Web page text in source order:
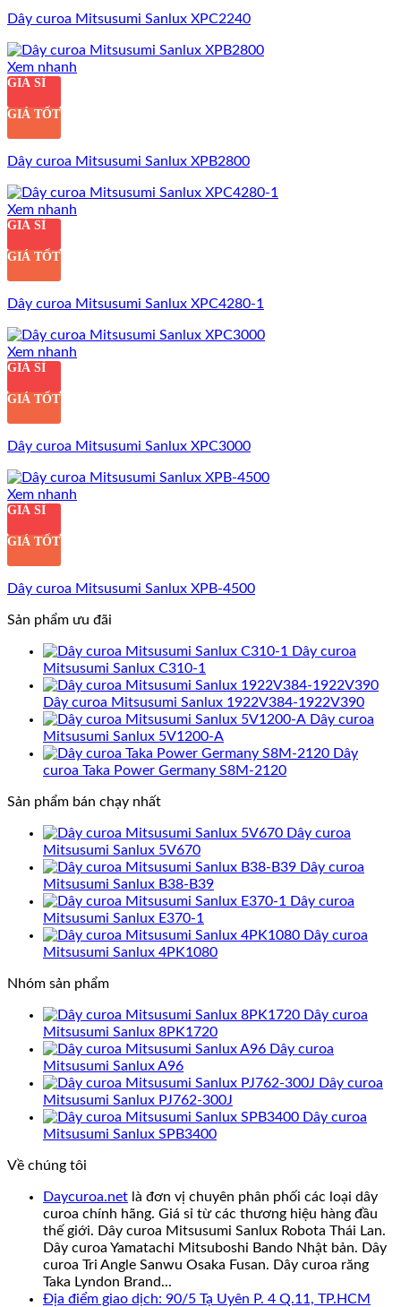
Dây curoa Mitsusumi Sanlux XPC2240
Xem nhanh
GIÁ SỈ
GIÁ TỐT
Dây curoa Mitsusumi Sanlux XPB2800
Xem nhanh
GIÁ SỈ
GIÁ TỐT
Dây curoa Mitsusumi Sanlux XPC4280-1
Xem nhanh
GIÁ SỈ
GIÁ TỐT
Dây curoa Mitsusumi Sanlux XPC3000
Xem nhanh
GIÁ SỈ
GIÁ TỐT
Dây curoa Mitsusumi Sanlux XPB-4500
Sản phẩm ưu đãi
Dây curoa
Mitsusumi Sanlux C310-1
Dây curoa Mitsusumi Sanlux 1922V384-1922V390
Dây curoa
Mitsusumi Sanlux 5V1200-A
Dây
curoa Taka Power Germany S8M-2120
Sản phẩm bán chạy nhất
Dây curoa
Mitsusumi Sanlux 5V670
Dây curoa
Mitsusumi Sanlux B38-B39
Dây curoa
Mitsusumi Sanlux E370-1
Dây curoa
Mitsusumi Sanlux 4PK1080
Nhóm sản phẩm
Dây curoa
Mitsusumi Sanlux 8PK1720
Dây curoa
Mitsusumi Sanlux A96
Dây curoa
Mitsusumi Sanlux PJ762-300J
Dây curoa
Mitsusumi Sanlux SPB3400
Về chúng tôi
Daycuroa.net là đơn vị chuyên phân phối các loại dây
curoa chính hãng. Giá sỉ từ các thương hiệu hàng đầu
thế giới. Dây curoa Mitsusumi Sanlux Robota Thái Lan.
Dây curoa Yamatachi Mitsuboshi Bando Nhật bản. Dây
curoa Tri Angle Sanwu Osaka Fusan. Dây curoa răng
Taka Lyndon Brand...
Địa điểm giao dịch: 90/5 Tạ Uyên P. 4 Q.11, TP.HCM